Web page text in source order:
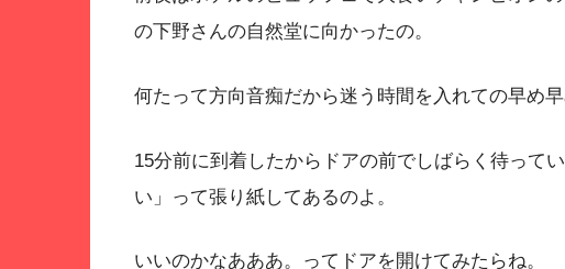
の下野さんの自然堂に向かったの。
何たって方向音痴だから迷う時間を入れての早め早
15分前に到着したからドアの前でしばらく待って
い」って張り紙してあるのよ。
いいのかなあああ。ってドアを開けてみたらね。